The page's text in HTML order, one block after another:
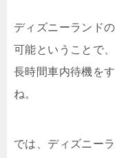
ディズニーランド
可能ということで、
長時間車内待機を
ね。
では、ディズニー